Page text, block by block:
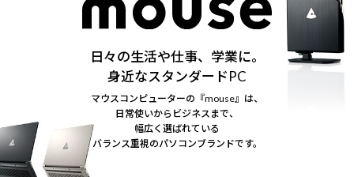
日々の生活や仕事、学業に。
身近なスタンダードPC
マウスコンピューターの『mouse』は、
日常使いからビジネスまで、
幅広く選ばれている
バランス重視のパソコンブランドです。